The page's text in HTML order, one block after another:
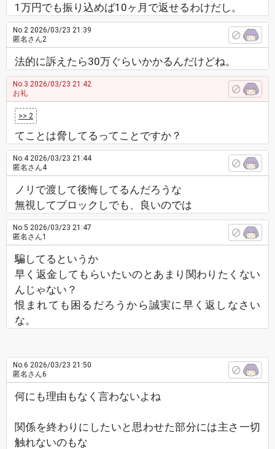
1万円でも振り込めば10ヶ月で返せるわけだし。
No.2 2026/03/23 21:39
匿名さん2
法的に訴えたら30万ぐらいかかるんだけどね。
No.3 2026/03/23 21:42
お礼
>> 2
てことは脅してるってことですか？
No.42026/03/23 21:44
匿名さん4
ノリで渡して後悔してるんだろうな
無視してブロックしでも、良いのでは
No.5 2026/03/23 21:47
匿名さん1
騙してるというか
早く返金してもらいたいのとあまり関わりたくない
んじゃない？
恨まれても困るだろうから誠実に早く返しなさい
な。
No.6 2026/03/23 21:50
匿名さん6
何にも理由もなく言わないよね
関係を終わりにしたいと思わせた部分には主さ一切
触れないのもな